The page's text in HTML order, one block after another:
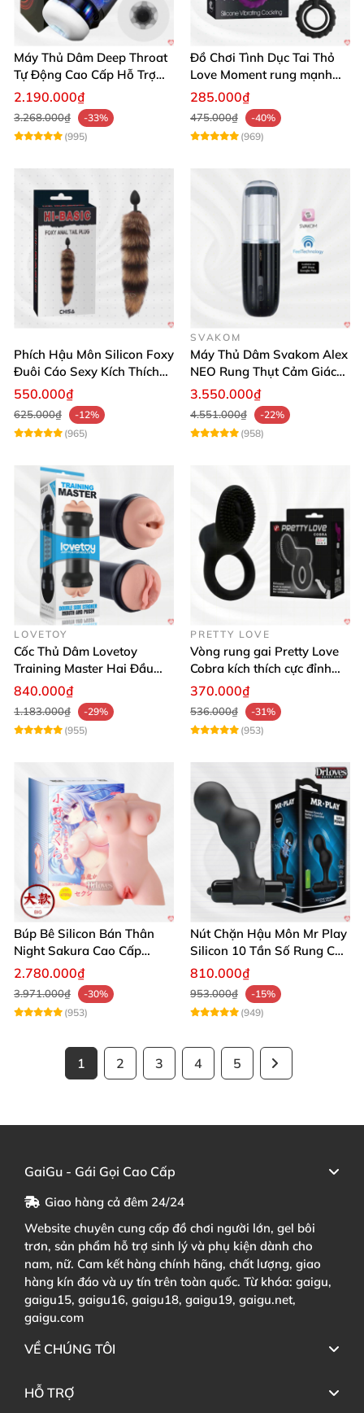
Máy Thủ Dâm Deep Throat
Tự Động Cao Cấp Hỗ Trợ
Gắn Tường
2.190.000₫
3.268.000₫
-33%
(995)
Đồ Chơi Tình Dục Tai Thỏ
Love Moment rung mạnh
mẽ êm ái
285.000₫
475.000₫
-40%
(969)
Phích Hậu Môn Silicon Foxy
Đuôi Cáo Sexy Kích Thích
Đỉnh Cao
550.000₫
625.000₫
-12%
(965)
SVAKOM
Máy Thủ Dâm Svakom Alex
NEO Rung Thụt Cảm Giác
Thật, App Điều Khiển
3.550.000₫
4.551.000₫
-22%
(958)
LOVETOY
Cốc Thủ Dâm Lovetoy
Training Master Hai Đầu
Siêu Thật, Tăng Khoái Cảm
840.000₫
1.183.000₫
-29%
(955)
PRETTY LOVE
Vòng rung gai Pretty Love
Cobra kích thích cực đỉnh
trải nghiệm
370.000₫
536.000₫
-31%
(953)
Búp Bê Silicon Bán Thân
Night Sakura Cao Cấp
Rung Đa Chức Năng
2.780.000₫
3.971.000₫
-30%
(953)
Nút Chặn Hậu Môn Mr Play
Silicon 10 Tần Số Rung Cao
Cấp
810.000₫
953.000₫
-15%
(949)
1 2 3 4 5
GaiGu - Gái Gọi Cao Cấp
Giao hàng cả đêm 24/24
Website chuyên cung cấp đồ chơi người lớn, gel bôi
trơn, sản phẩm hỗ trợ sinh lý và phụ kiện dành cho
nam, nữ. Cam kết hàng chính hãng, chất lượng, giao
hàng kín đáo và uy tín trên toàn quốc. Từ khóa: gaigu,
gaigu15, gaigu16, gaigu18, gaigu19, gaigu.net,
gaigu.com
VỀ CHÚNG TÔI
HỖ TRỢ